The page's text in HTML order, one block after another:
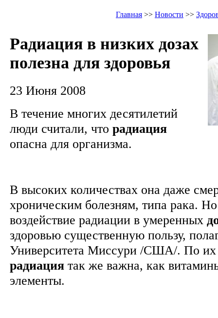
Главная >> Новости >>
Радиация в низких дозах
полезна для здоровья
23 Июня 2008
В течение многих десятилетий
люди считали, что радиация
опасна для организма.
В высоких количествах она даже
хроническим болезням, типа рака.
воздействие радиации в умеренных
здоровью существенную пользу,
Университета Миссури /США/. По их
радиация так же важна, как
элементы.